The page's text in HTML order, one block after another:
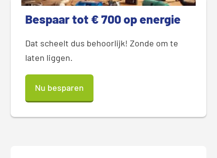
Bespaar tot € 700 op energie
Dat scheelt dus behoorlijk! Zonde om te
laten liggen.
Nu besparen